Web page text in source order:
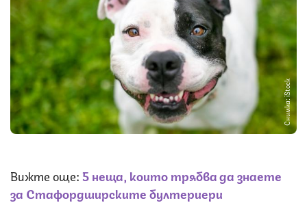
Снимка: iStock
Вижте още:5 неща, които трябва да знаете
за Стафордширските бултериери